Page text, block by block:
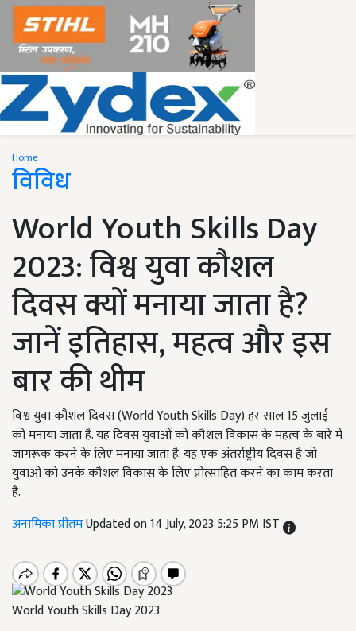
Home
विविध
World Youth Skills Day
2023: विश्व युवा कौशल
दिवस क्यों मनाया जाता है?
जानें इतिहास, महत्व और इस
बार की थीम
विश्व युवा कौशल दिवस (World Youth Skills Day) हर साल 15 जुलाई
को मनाया जाता है. यह दिवस युवाओं को कौशल विकास के महत्व के बारे में
जागरूक करने के लिए मनाया जाता है. यह एक अंतर्राष्ट्रीय दिवस है जो
युवाओं को उनके कौशल विकास के लिए प्रोत्साहित करने का काम करता
है.
अनामिका प्रीतमUpdated on 14 July, 2023 5:25 PM IST
World Youth Skills Day 2023